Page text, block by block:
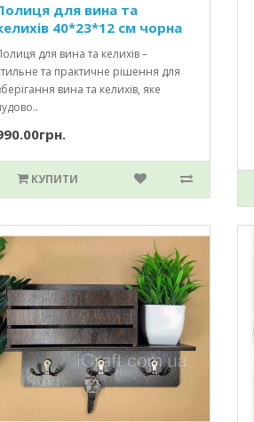
для вина та
40*23*12 см чорна
для вина та келихів –
та практичне рішення для
вина та келихів, яке
КУПИТИ